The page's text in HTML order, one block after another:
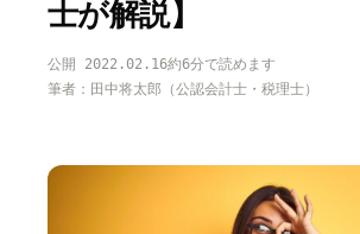
士が解説】
公開 2022.02.16約6分で読めます
筆者：田中将太郎（公認会計士・税理士）